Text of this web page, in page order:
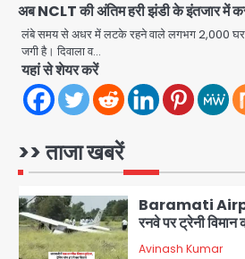
अब NCLT की अंतिम हरी झंडी के इंतजार में
लंबे समय से अधर में लटके रहने वाले लगभग 2,000 घर
जगी है। दिवाला व…
यहां से शेयर करें
>> ताजा खबरें
5
DGCA जांच जारी
Avinash Kumar
2
पुणे में प्रशिक्षण